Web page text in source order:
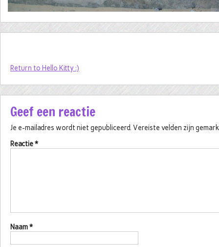
Return to Hello Kitty :)
Geef een reactie
Je e-mailadres wordt niet gepubliceerd. Vereiste velden zijn
Reactie*
Naam*